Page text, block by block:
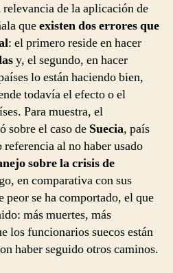
de la aplicación de
queexisten dos errores que
: el primero reside en hacer
y, el segundo, en hacer
lo están haciendo bien,
todavía el efecto o el
Para muestra, el
sobre el caso de Suecia, país
al no haber usado
sobre la crisis de
en comparativa con sus
peor se ha comportado, el que
más muertes, más
los funcionarios suecos están
haber seguido otros caminos.